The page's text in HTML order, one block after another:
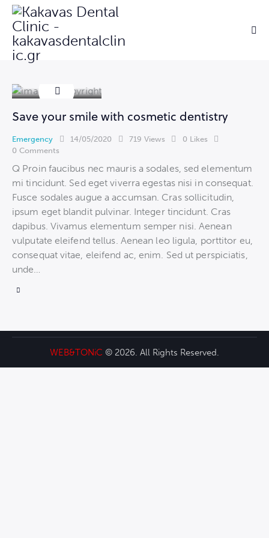
Save your smile with cosmetic dentistry
Emergency 14/05/2020 719 Views 0 Likes
0 Comments
Q Proin faucibus nec mauris a sodales, sed elementum
mi tincidunt. Sed eget viverra egestas nisi in consequat.
Fusce sodales augue a accumsan. Cras sollicitudin,
ipsum eget blandit pulvinar. Integer tincidunt. Cras
dapibus. Vivamus elementum semper nisi. Aenean
vulputate eleifend tellus. Aenean leo ligula, porttitor eu,
consequat vitae, eleifend ac, enim. Sed ut perspiciatis,
unde…
WEB&TONiC © 2026. All Rights Reserved.